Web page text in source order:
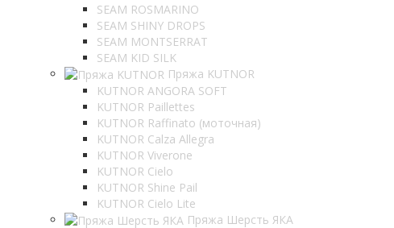
SEAM ROSMARINO
SEAM SHINY DROPS
SEAM MONTSERRAT
SEAM KID SILK
Пряжа KUTNOR
KUTNOR ANGORA SOFT
KUTNOR Paillettes
KUTNOR Raffinato (моточная)
KUTNOR Calza Allegra
KUTNOR Viverone
KUTNOR Cielo
KUTNOR Shine Pail
KUTNOR Cielo Lite
Пряжа Шерсть ЯКА